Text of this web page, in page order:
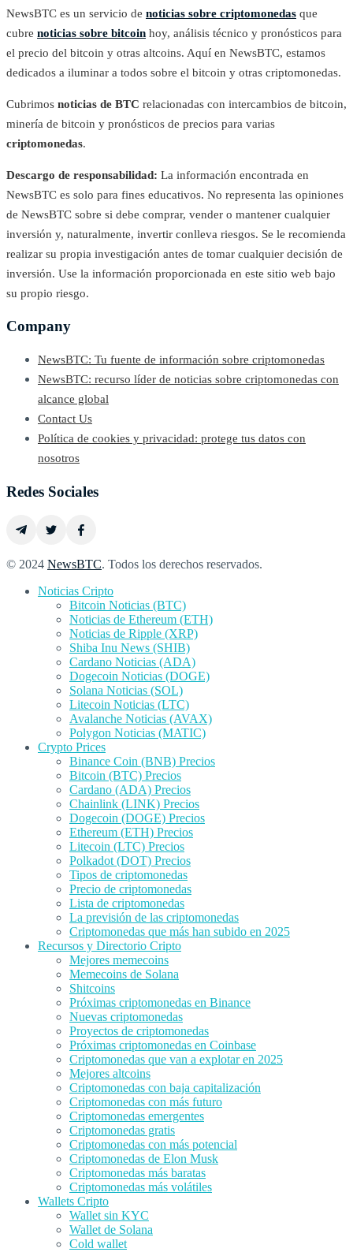
NewsBTC es un servicio de noticias sobre criptomonedas que
cubre noticias sobre bitcoin hoy, análisis técnico y pronósticos para
el precio del bitcoin y otras altcoins. Aquí en NewsBTC, estamos
dedicados a iluminar a todos sobre el bitcoin y otras criptomonedas.
Cubrimos noticias de BTC relacionadas con intercambios de bitcoin,
minería de bitcoin y pronósticos de precios para varias
criptomonedas.
Descargo de responsabilidad: La información encontrada en
NewsBTC es solo para fines educativos. No representa las opiniones
de NewsBTC sobre si debe comprar, vender o mantener cualquier
inversión y, naturalmente, invertir conlleva riesgos. Se le recomienda
realizar su propia investigación antes de tomar cualquier decisión de
inversión. Use la información proporcionada en este sitio web bajo
su propio riesgo.
Company
NewsBTC: Tu fuente de información sobre criptomonedas
NewsBTC: recurso líder de noticias sobre criptomonedas con
alcance global
Contact Us
Política de cookies y privacidad: protege tus datos con
nosotros
Redes Sociales
© 2024 NewsBTC. Todos los derechos reservados.
Noticias Cripto
Bitcoin Noticias (BTC)
Noticias de Ethereum (ETH)
Noticias de Ripple (XRP)
Shiba Inu News (SHIB)
Cardano Noticias (ADA)
Dogecoin Noticias (DOGE)
Solana Noticias (SOL)
Litecoin Noticias (LTC)
Avalanche Noticias (AVAX)
Polygon Noticias (MATIC)
Crypto Prices
Binance Coin (BNB) Precios
Bitcoin (BTC) Precios
Cardano (ADA) Precios
Chainlink (LINK) Precios
Dogecoin (DOGE) Precios
Ethereum (ETH) Precios
Litecoin (LTC) Precios
Polkadot (DOT) Precios
Tipos de criptomonedas
Precio de criptomonedas
Lista de criptomonedas
La previsión de las criptomonedas
Criptomonedas que más han subido en 2025
Recursos y Directorio Cripto
Mejores memecoins
Memecoins de Solana
Shitcoins
Próximas criptomonedas en Binance
Nuevas criptomonedas
Proyectos de criptomonedas
Próximas criptomonedas en Coinbase
Criptomonedas que van a explotar en 2025
Mejores altcoins
Criptomonedas con baja capitalización
Criptomonedas con más futuro
Criptomonedas emergentes
Criptomonedas gratis
Criptomonedas con más potencial
Criptomonedas de Elon Musk
Criptomonedas más baratas
Criptomonedas más volátiles
Wallets Cripto
Wallet sin KYC
Wallet de Solana
Cold wallet